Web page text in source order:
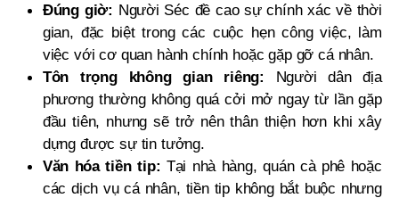
Đúng giờ: Người Séc đề cao sự chính xác về thời
gian, đặc biệt trong các cuộc hẹn công việc, làm
việc với cơ quan hành chính hoặc gặp gỡ cá nhân.
Tôn trọng không gian riêng:
Người dân địa
phương thường không quá cởi mở ngay từ lần gặp
đầu tiên, nhưng sẽ trở nên thân thiện hơn khi xây
dựng được sự tin tưởng.
Văn hóa tiền tip: Tại nhà hàng, quán cà phê hoặc
các dịch vụ cá nhân, tiền tip không bắt buộc nhưng